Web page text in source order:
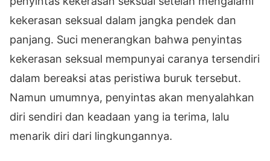
kekerasan seksual dalam jangka pendek dan
panjang. Suci menerangkan bahwa penyintas
kekerasan seksual mempunyai caranya tersendiri
dalam bereaksi atas peristiwa buruk tersebut.
Namun umumnya, penyintas akan menyalahkan
diri sendiri dan keadaan yang ia terima, lalu
menarik diri dari lingkungannya.